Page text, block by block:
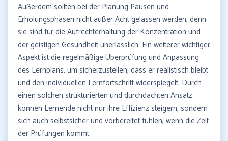
Außerdem sollten bei der Planung Pausen und
Erholungsphasen nicht außer Acht gelassen werden, denn
sie sind für die Aufrechterhaltung der Konzentration und
der geistigen Gesundheit unerlässlich. Ein weiterer wichtiger
Aspekt ist die regelmäßige Überprüfung und Anpassung
des Lernplans, um sicherzustellen, dass er realistisch bleibt
und den individuellen Lernfortschritt widerspiegelt. Durch
einen solchen strukturierten und durchdachten Ansatz
können Lernende nicht nur ihre Effizienz steigern, sondern
sich auch selbstsicher und vorbereitet fühlen, wenn die Zeit
der Prüfungen kommt.